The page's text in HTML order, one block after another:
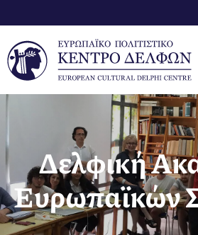
σε
περιεχόμενο
Δελφική
Ευρωπαϊκών